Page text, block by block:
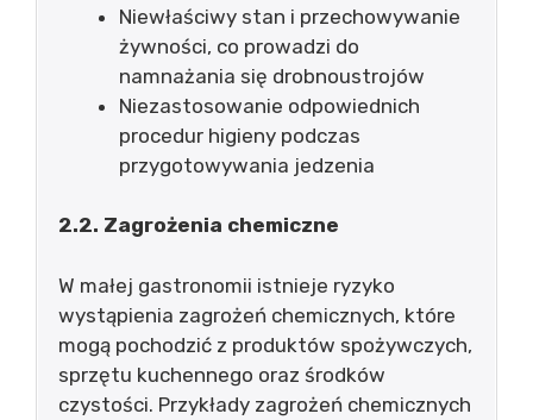
Niewłaściwy stan i przechowywanie
żywności, co prowadzi do
namnażania się drobnoustrojów
Niezastosowanie odpowiednich
procedur higieny podczas
przygotowywania jedzenia
2.2. Zagrożenia chemiczne
W małej gastronomii istnieje ryzyko
wystąpienia zagrożeń chemicznych, które
mogą pochodzić z produktów spożywczych,
sprzętu kuchennego oraz środków
czystości. Przykłady zagrożeń chemicznych